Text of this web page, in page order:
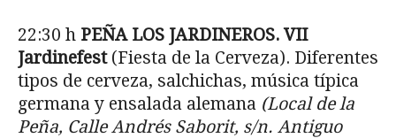
22:30 h PEÑA LOS JARDINEROS. VII
Jardinefest (Fiesta de la Cerveza). Diferentes
tipos de cerveza, salchichas, música típica
germana y ensalada alemana (Local de la
Peña, Calle Andrés Saborit, s/n. Antiguo